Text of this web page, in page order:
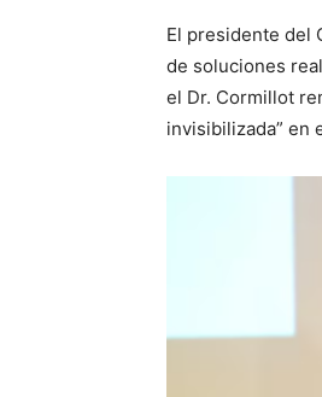
El presidente del
de soluciones
el Dr. Cormillot
invisibilizada” en